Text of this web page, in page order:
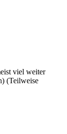
viel weiter
(Teilweise